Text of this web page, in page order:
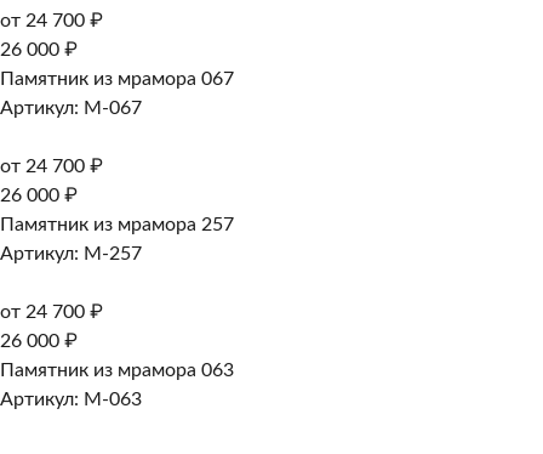
от 24 700 ₽
26 000 ₽
Памятник из мрамора 067
Артикул: M-067
от 24 700 ₽
26 000 ₽
Памятник из мрамора 257
Артикул: M-257
от 24 700 ₽
26 000 ₽
Памятник из мрамора 063
Артикул: M-063